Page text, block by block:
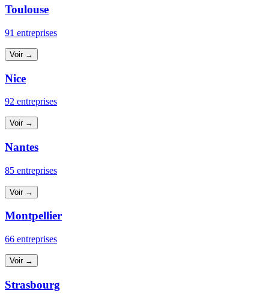
Toulouse
91 entreprises
Voir →
Nice
92 entreprises
Voir →
Nantes
85 entreprises
Voir →
Montpellier
66 entreprises
Voir →
Strasbourg